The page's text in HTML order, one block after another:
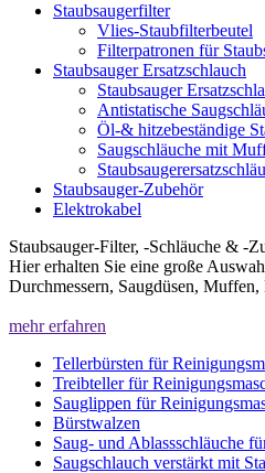
Staubsaugerfilter
Vlies-Staubfilterbeutel
Filterpatronen für
Staubsauger Ersatzschlauch
Staubsauger
Antistatische
Öl-& hitzebeständige
Saugschläuche mit
Staubsauger-Zubehör
Elektrokabel
Staubsauger-Filter, -Schläuche & -
Hier erhalten Sie eine große
Durchmessern, Saugdüsen,
mehr erfahren
Tellerbürsten für
Treibteller für
Sauglippen für
Bürstwalzen
Saug- und Ablassschläuche
Saugschlauch verstärkt mit